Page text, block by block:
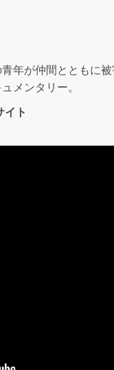
年が仲間とともに
メンタリー。
イト